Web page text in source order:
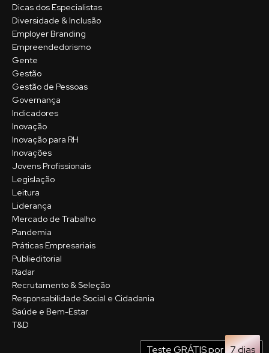
Teste GRÁTIS por 7 dias
Dicas dos Especialistas
Diversidade & Inclusão
Employer Branding
Empreendedorismo
Gente
Gestão
Gestão de Pessoas
Governança
Indicadores
Inovação
Inovação para RH
Inovações
Jovens Profissionais
Legislação
Leitura
Liderança
Mercado de Trabalho
Pandemia
Práticas Empresariais
Publieditorial
Radar
Recrutamento & Seleção
Responsabilidade Social e Cidadania
Saúde e Bem-Estar
T&D